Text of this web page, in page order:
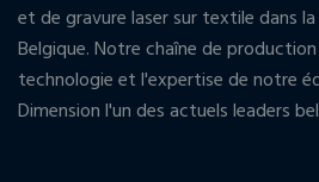
et de gravure laser sur textile dans
Belgique. Notre chaîne de
technologie et l'expertise de notre
Dimension l'un des actuels leaders